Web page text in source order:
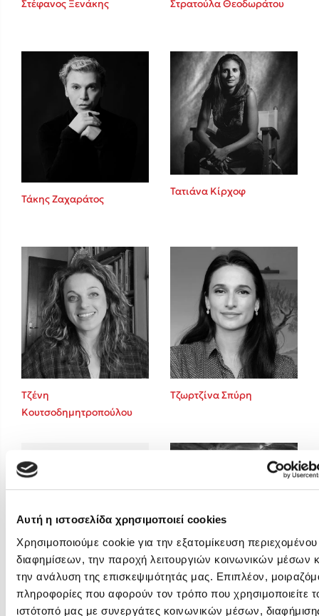
Αυτή η ιστοσελίδα χρησιμοποιεί cookies
Χρησιμοποιούμε cookie για την εξατομίκευση περιεχομένου
διαφημίσεων, την παροχή λειτουργιών κοινωνικών μέσων
την ανάλυση της επισκεψιμότητάς μας. Επιπλέον,
πληροφορίες που αφορούν τον τρόπο που χρησιμοποιείτε
ιστότοπό μας με συνεργάτες κοινωνικών μέσων,
Φυστίκι ΠουΚυλάει
Παύλος Καστανάς
El Sombrero
Στέφανος Ξενάκης
Sebastian Fitzek
Rebecca Yarros
Teo Benedetti
Τζένη Κουτσοδημητροπούλου
Emily Henry
Ali Hazelwood
Cori Doerrfeld
Pierdomenico Baccalario
Δανάη Ιμπραχήμ
3 βιβλία βασισμένα σε αληθινά γεγονότα!
Τεστ: Ποιο αστυνομικό βιβλίο σου ταιριάζει για το καλοκαίρι;
Μια λέξη που συχνά νιώθεις αλλά την αγνοείς
Τι είναι η νευροποικιλότητα; Η Δρ. Δανάη Δεληγεώργη απαντά!
Συγχαρητήρια, Πέθανες! Μια ξενάγηση στον Άδη της ελληνικής
μυθολογίας
Εύκολη συνταγή για chicken BBQ pizza από τον Άκη Πετρετζίκη!
3 βιβλία που μπορείς να διαβάσεις σε μια μέρα!
Στέφανος Ξενάκης Στρατούλα Θεοδωράτου
Τάκης Ζαχαράτος
Τατιάνα Κίρχοφ
Τζένη
Κουτσοδημητροπούλου
Τζωρτζίνα Σπύρη
Τσεντόμια Μιγιάτοβιτς Φλώρα Παπαδοπούλου